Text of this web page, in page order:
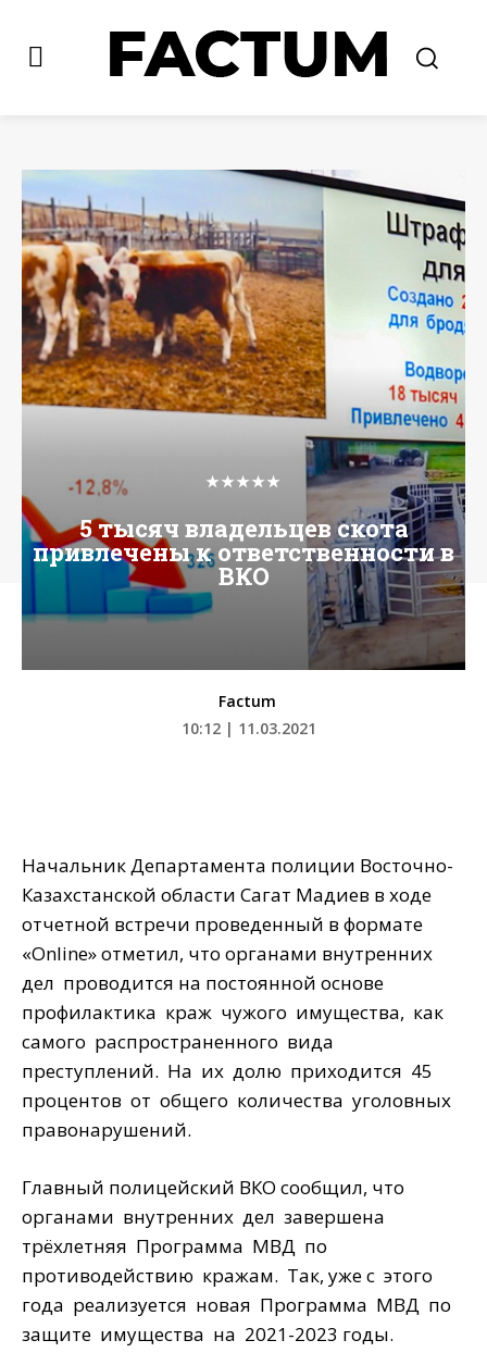
★★★★★
5 тысяч владельцев скота
привлечены к ответственности в
ВКО
Factum
10:12 | 11.03.2021
Начальник Департамента полиции Восточно-
Казахстанской области Сагат Мадиев в ходе
отчетной встречи проведенный в формате
«Online» отметил, что органами внутренних
дел проводится на постоянной основе
профилактика краж чужого имущества, как
самого распространенного вида
преступлений. На их долю приходится 45
процентов от общего количества уголовных
правонарушений.
Главный полицейский ВКО сообщил, что
органами внутренних дел завершена
трёхлетняя Программа МВД по
противодействию кражам. Так, уже с этого
года реализуется новая Программа МВД по
защите имущества на 2021-2023 годы.